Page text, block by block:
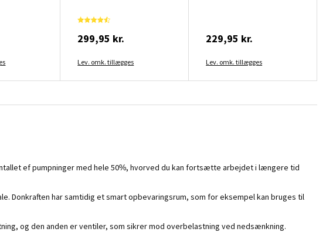
299,95 kr.
Lev. omk. tillægges
229,95 kr.
Lev. omk. tillægges
ef pumpninger med hele 50%, hvorved du kan fortsætte arbejdet i længere tid
Donkraften har samtidig et smart opbevaringsrum, som for eksempel kan bruges til
og den anden er ventiler, som sikrer mod overbelastning ved nedsænkning.